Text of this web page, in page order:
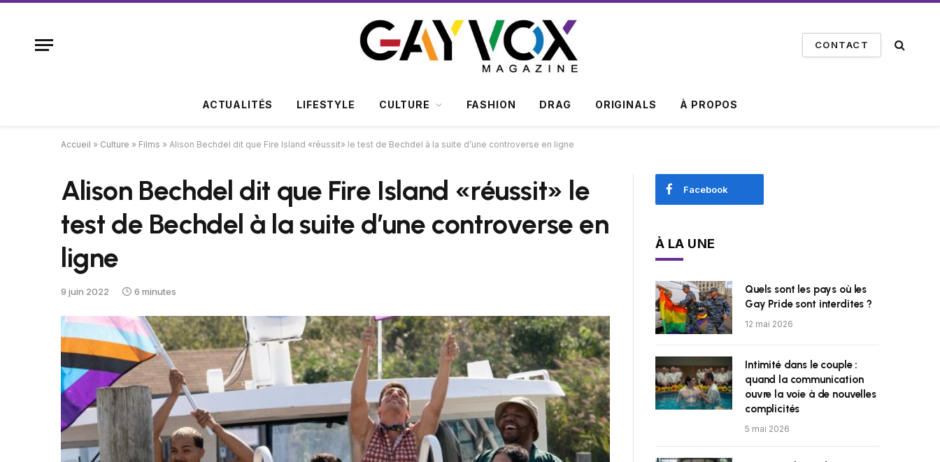
CONTACT
ACTUALITÉS LIFESTYLE CULTURE FASHION DRAG ORIGINALS À PROPOS
Accueil » Culture » Films » Alison Bechdel dit que Fire Island «réussit» le test de Bechdel à la suite d’une controverse en ligne
Alison Bechdel dit que Fire Island «réussit» le
test de Bechdel à la suite d’une controverse en
ligne
9 juin 2022 6 minutes
Facebook
À LA UNE
Quels sont les pays où les
Gay Pride sont interdites ?
12 mai 2026
Intimité dans le couple :
quand la communication
ouvre la voie à de nouvelles
complicités
5 mai 2026